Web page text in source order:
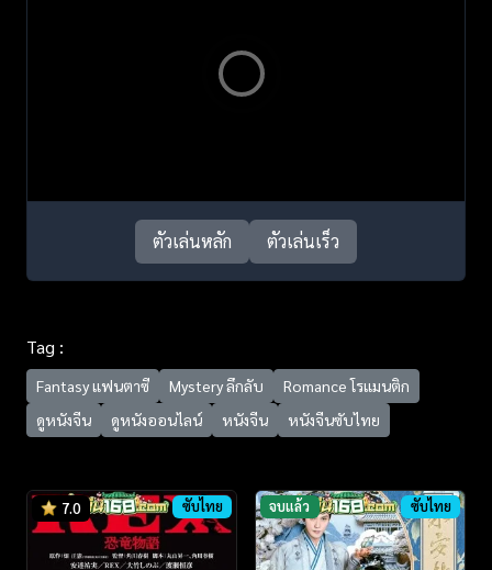
ตัวเล่นหลัก ตัวเล่นเร็ว
Tag :
Fantasy แฟนตาซี Mystery ลึกลับ
Romance โรแมนติก
ดูหนังจีน
ดูหนังออนไลน์ หนังจีน หนังจีนซับไทย
7.0 ซับไทย จบแล้ว ซับไทย